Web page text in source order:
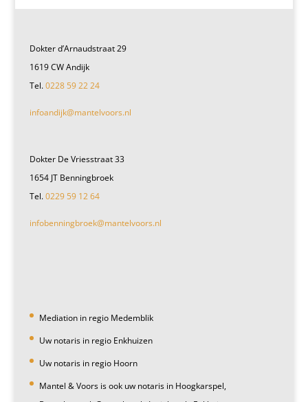
Dokter d’Arnaudstraat 29
1619 CW Andijk
Tel.0228 59 22 24
infoandijk@mantelvoors.nl
Dokter De Vriesstraat 33
1654 JT Benningbroek
Tel.0229 59 12 64
infobenningbroek@mantelvoors.nl
Mediation in regio Medemblik
Uw notaris in regio Enkhuizen
Uw notaris in regio Hoorn
Mantel & Voors is ook uw notaris in Hoogkarspel,